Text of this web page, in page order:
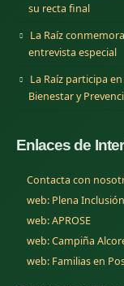
su recta final
La Raíz
entrevista especial
La Raíz participa
Bienestar y
Enlaces de
Contacta con
web: Plena Inclusión
web: APROSE(se
web: Campiña
web: Familias en